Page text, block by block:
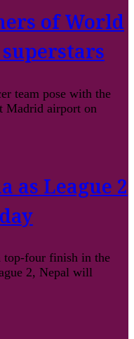
of World
team pose with the
Madrid airport on
as League 2
top-four finish in the
2, Nepal will